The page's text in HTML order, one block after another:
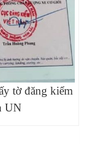
kiểm
UN